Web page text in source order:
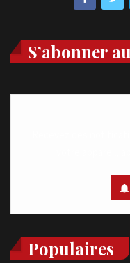
S’abonner
Populaires